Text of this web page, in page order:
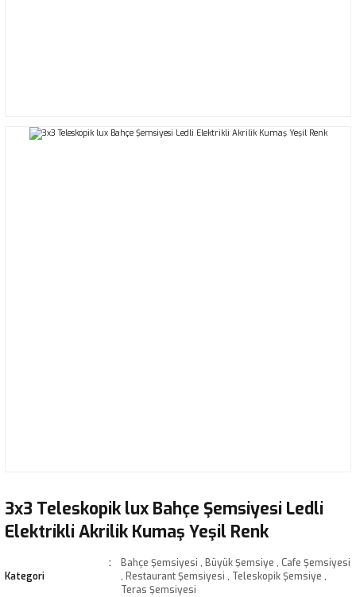
3x3 Teleskopik lux Bahçe Şemsiyesi Ledli
Elektrikli Akrilik Kumaş Yeşil Renk
Kategori
Bahçe Şemsiyesi , Büyük Şemsiye , Cafe Şemsiyesi
, Restaurant Şemsiyesi , Teleskopik Şemsiye ,
Teras Şemsiyesi